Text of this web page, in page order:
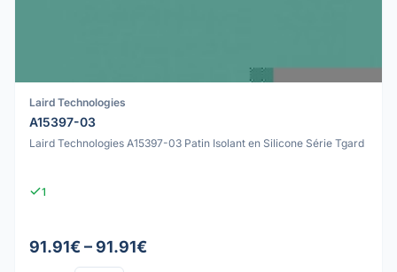
Laird Technologies
A15397-03
Laird Technologies A15397-03 Patin Isolant en Silicone Série Tgard
1
91.91€ – 91.91€